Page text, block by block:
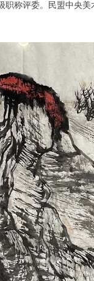
职称评委。民盟中央